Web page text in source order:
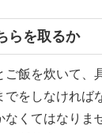
らを取るか
ご飯を炊いて、
をしなければ
くてはなりま